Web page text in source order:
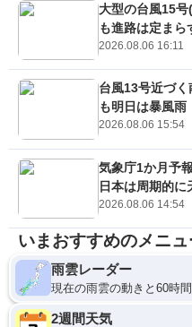
大型の台風15
も進路は定まら
2026.08.06 16:11
台風13号近づ
も明日は暴風雨
2026.08.06 15:54
気象庁1か月予
日本は周期的に
2026.08.06 14:54
いまおすすめのメニュ
雨雲レーダー
現在の雨雲の動きと60時
2週間天気